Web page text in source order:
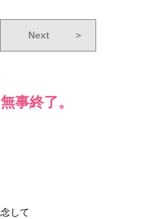
Next ＞
事終了。
して